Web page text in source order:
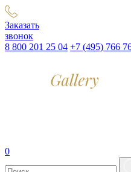
Заказать
звонок
8 800 201 25 04 +7 (495) 766
0